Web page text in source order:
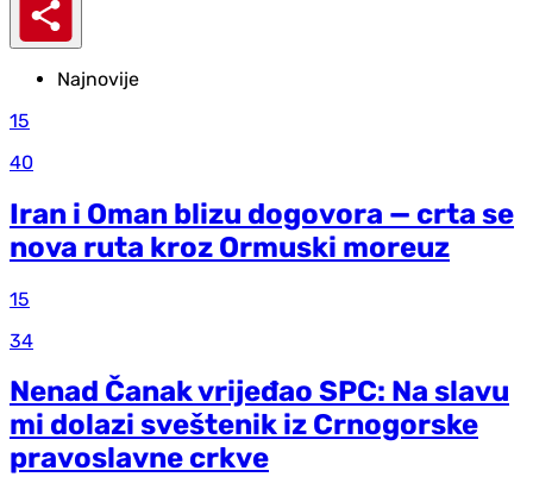
Najnovije
15
40
Iran i Oman blizu dogovora — crta se
nova ruta kroz Ormuski moreuz
15
34
Nenad Čanak vrijeđao SPC: Na slavu
mi dolazi sveštenik iz Crnogorske
pravoslavne crkve